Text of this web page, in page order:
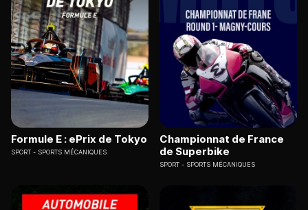
Formule E : ePrix de Tokyo
SPORT SPORTS MÉCANIQUES
Championnat de France
de Superbike
SPORT SPORTS MÉCANIQUES